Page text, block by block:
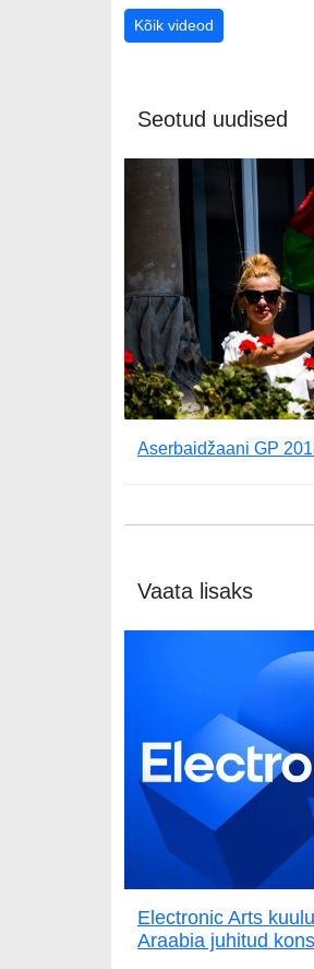
Kõik videod
Seotud uudised
Aserbaidžaani GP
Vaata lisaks
Electronic Arts
Araabia juhitud